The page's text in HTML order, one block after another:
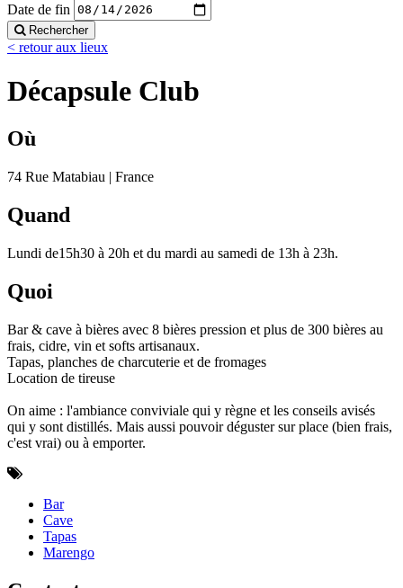
Date de fin
Rechercher
< retour aux lieux
Décapsule Club
Où
74 Rue Matabiau | France
Quand
Lundi de15h30 à 20h et du mardi au samedi de 13h à 23h.
Quoi
Bar & cave à bières avec 8 bières pression et plus de 300 bières au
frais, cidre, vin et softs artisanaux.
Tapas, planches de charcuterie et de fromages
Location de tireuse
On aime : l'ambiance conviviale qui y règne et les conseils avisés
qui y sont distillés. Mais aussi pouvoir déguster sur place (bien frais,
c'est vrai) ou à emporter.
Bar
Cave
Tapas
Marengo